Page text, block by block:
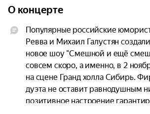
О концерте
Популярные российские
Ревва и Михаил Галустян
новое шоу "Смешной и ещё
совсем скоро, а именно, в 2
на сцене Гранд холла Сибирь.
дуэта не оставит равнодушным
позитивное настроение